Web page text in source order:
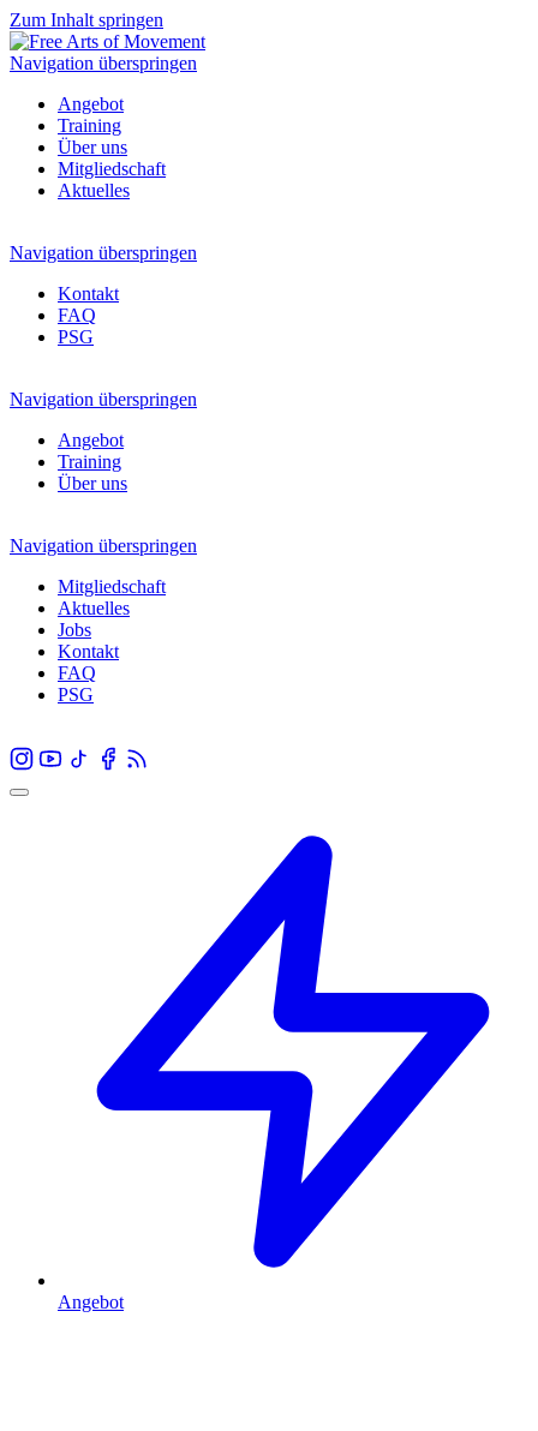
Zum Inhalt springen
Navigation überspringen
Angebot
Training
Über uns
Mitgliedschaft
Aktuelles
Navigation überspringen
Kontakt
FAQ
PSG
Navigation überspringen
Angebot
Training
Über uns
Navigation überspringen
Mitgliedschaft
Aktuelles
Jobs
Kontakt
FAQ
PSG
Angebot